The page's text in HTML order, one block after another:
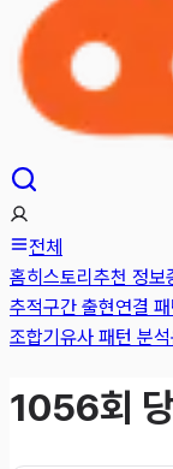
전체
홈히스토리 추천 정보
추적구간 출현연결 패
조합기유사 패턴 분석
1056회